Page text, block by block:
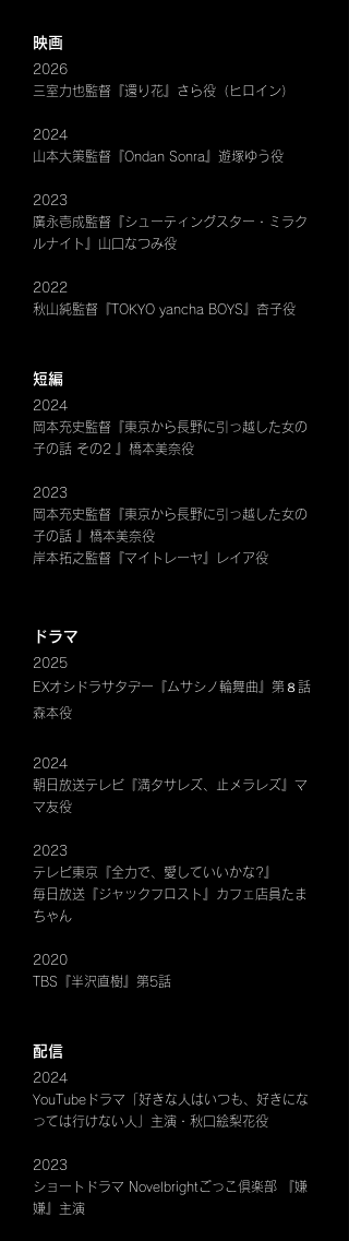
映画
2026
三室力也監督『還り花』さら役（ヒロイン）
2024
山本大策監督『Ondan Sonra』遊塚ゆう役
2023
廣永壱成監督『シューティングスター・ミラク
ルナイト』山口なつみ役
2022
秋山純監督『TOKYO yancha BOYS』杏子役
短編
2024
岡本充史監督『東京から長野に引っ越した女の
子の話 その2 』橋本美奈役
2023
岡本充史監督『東京から長野に引っ越した女の
子の話 』橋本美奈役
岸本拓之監督『マイトレーヤ』レイア役
ドラマ
2025
EXオシドラサタデー『ムサシノ輪舞曲』第８話
森本役
2024
朝日放送テレビ『満タサレズ、止メラレズ』マ
マ友役
2023
テレビ東京『全力で、愛していいかな?』
毎日放送『ジャックフロスト』カフェ店員たま
ちゃん
2020
TBS『半沢直樹』第5話
配信
2024
YouTubeドラマ「好きな人はいつも、好きにな
っては行けない人」主演・秋口絵梨花役
2023
ショートドラマ Novelbrightごっこ倶楽部 『嫌
嫌』主演